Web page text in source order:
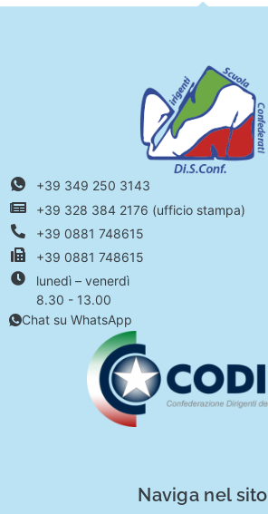
+39 349 250 3143
+39 328 384 2176 (ufficio stampa)
+39 0881 748615
+39 0881 748615
lunedì – venerdì
8.30 - 13.00
Chat su WhatsApp
Naviga nel sito